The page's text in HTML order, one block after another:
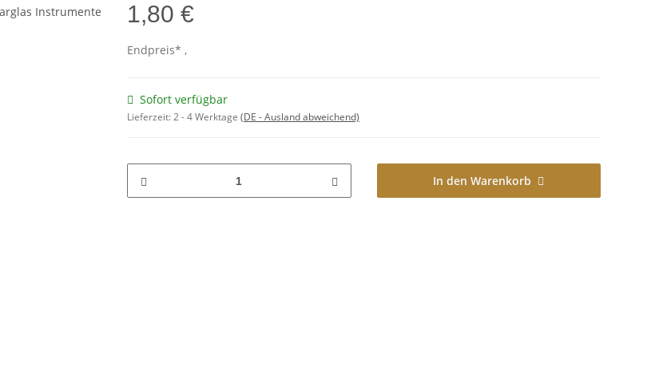
1,80 €
Endpreis* ,
Sofort verfügbar
Lieferzeit:2 - 4 Werktage (DE - Ausland abweichend)
In den Warenkorb